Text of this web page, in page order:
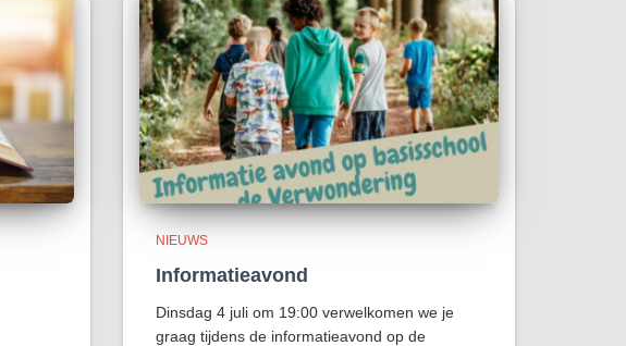
NIEUWS
Informatieavond
Dinsdag 4 juli om 19:00 verwelkomen we je
graag tijdens de informatieavond op de